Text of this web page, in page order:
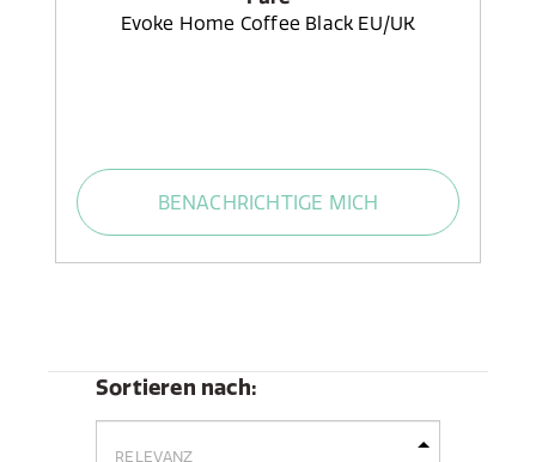
Evoke Home Coffee Black EU/UK
BENACHRICHTIGE MICH
Sortieren nach: